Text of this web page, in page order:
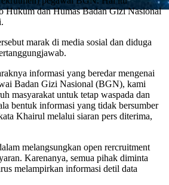
Hukum dan Humas Badan Gizi Nasional
marak di media sosial dan diduga
informasi yang beredar mengenai
Badan Gizi Nasional (BGN), kami
masyarakat untuk tetap waspada dan
bentuk informasi yang tidak bersumber
Khairul melalui siaran pers diterima,
melangsungkan open rercruitment
Karenanya, semua pihak diminta
melampirkan informasi detil data